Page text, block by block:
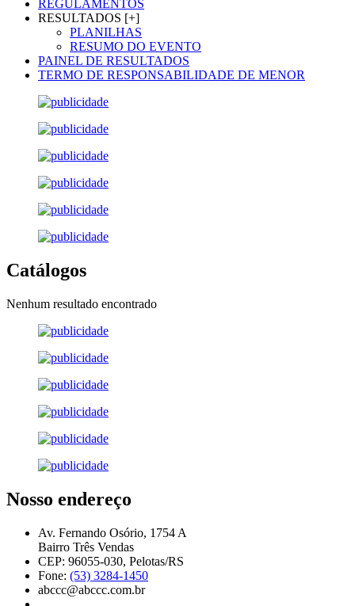
REGULAMENTOS
RESULTADOS [+]
PLANILHAS
RESUMO DO EVENTO
PAINEL DE RESULTADOS
TERMO DE RESPONSABILIDADE DE MENOR
Catálogos
Nenhum resultado encontrado
Nosso endereço
Av. Fernando Osório, 1754 A
Bairro Três Vendas
CEP: 96055-030, Pelotas/RS
Fone: (53) 3284-1450
abccc@abccc.com.br